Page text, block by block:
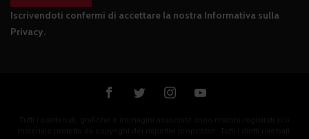
Iscrivendoti confermi di accettare la nostra Informativa sulla
Privacy.